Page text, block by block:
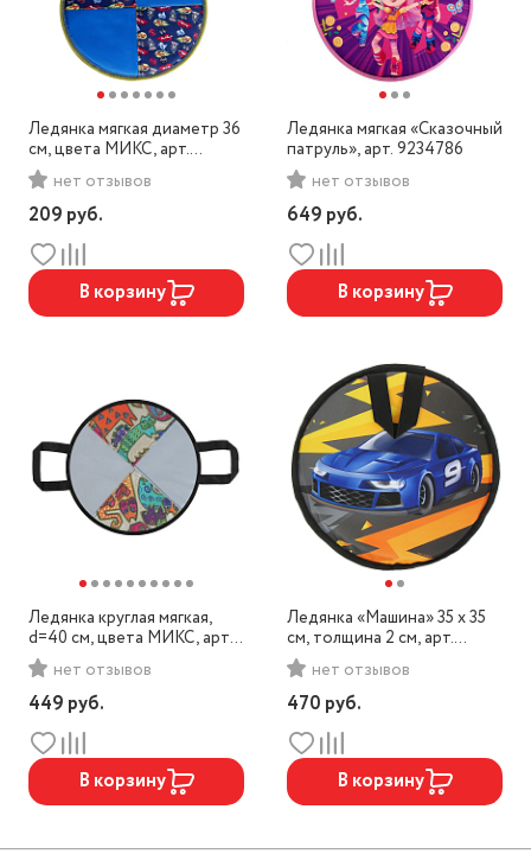
Ледянка мягкая диаметр 36
см, цвета МИКС, арт.
4413811нет отзывов
209 руб.
В корзину
Ледянка мягкая «Сказочный
патруль», арт. 9234786
нет отзывов
649 руб.
В корзину
Ледянка круглая мягкая,
d=40 см, цвета МИКС, арт.
793480нет отзывов
449 руб.
В корзину
Ледянка «Машина» 35 х 35
см, толщина 2 см, арт.
7101928нет отзывов
470 руб.
В корзину